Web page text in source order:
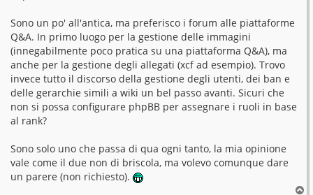
o
Sono un po' all'antica, ma preferisco i forum alle piattaforme
Q&A. In primo luogo per la gestione delle immagini
(innegabilmente poco pratica su una piattaforma Q&A), ma
anche per la gestione degli allegati (xcf ad esempio). Trovo
invece tutto il discorso della gestione degli utenti, dei ban e
delle gerarchie simili a wiki un bel passo avanti. Sicuri che
non si possa configurare phpBB per assegnare i ruoli in base
al rank?
Sono solo uno che passa di qua ogni tanto, la mia opinione
vale come il due non di briscola, ma volevo comunque dare
un parere (non richiesto).